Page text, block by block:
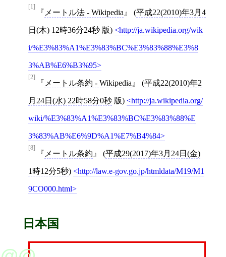
[1]
メートル法 - Wikipedia (平成22(2010)年3月4
日(木) 12時36分24秒 版) http://ja.wikipedia.org/wik
i/%E3%83%A1%E3%83%BC%E3%83%88%E3%8
3%AB%E6%B3%95
[2]
メートル条約 - Wikipedia (平成22(2010)年2
月24日(水) 22時58分0秒 版) http://ja.wikipedia.org/
wiki/%E3%83%A1%E3%83%BC%E3%83%88%E
3%83%AB%E6%9D%A1%E7%B4%84
[8]
メートル条約 (平成29(2017)年3月24日(金)
1時12分5秒) http://law.e-gov.go.jp/htmldata/M19/M1
9CO000.html
日本国